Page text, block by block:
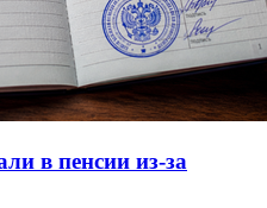
в пенсии из-за